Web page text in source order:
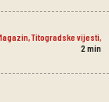
Titogradske vijesti
2 min